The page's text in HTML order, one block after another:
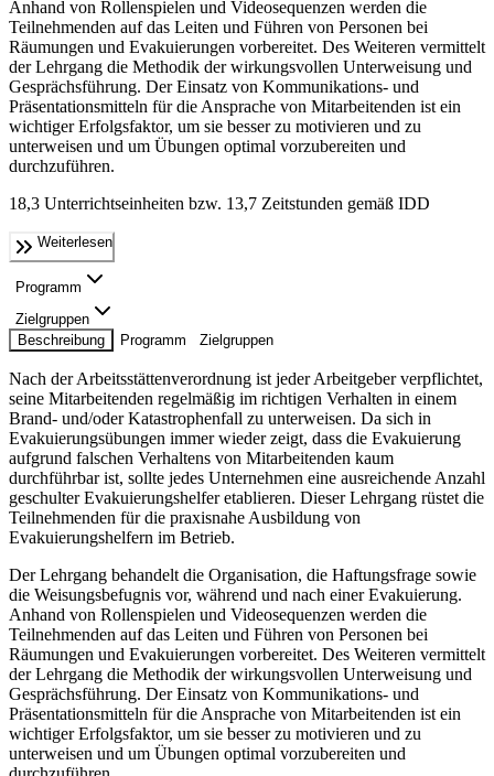
Anhand von Rollenspielen und Videosequenzen werden die
Teilnehmenden auf das Leiten und Führen von Personen bei
Räumungen und Evakuierungen vorbereitet. Des Weiteren vermittelt
der Lehrgang die Methodik der wirkungsvollen Unterweisung und
Gesprächsführung. Der Einsatz von Kommunikations- und
Präsentationsmitteln für die Ansprache von Mitarbeitenden ist ein
wichtiger Erfolgsfaktor, um sie besser zu motivieren und zu
unterweisen und um Übungen optimal vorzubereiten und
durchzuführen.
18,3 Unterrichtseinheiten bzw. 13,7 Zeitstunden gemäß IDD
Weiterlesen
Programm
Zielgruppen
Beschreibung
Programm Zielgruppen
Nach der Arbeitsstättenverordnung ist jeder Arbeitgeber verpflichtet,
seine Mitarbeitenden regelmäßig im richtigen Verhalten in einem
Brand- und/oder Katastrophenfall zu unterweisen. Da sich in
Evakuierungsübungen immer wieder zeigt, dass die Evakuierung
aufgrund falschen Verhaltens von Mitarbeitenden kaum
durchführbar ist, sollte jedes Unternehmen eine ausreichende Anzahl
geschulter Evakuierungshelfer etablieren. Dieser Lehrgang rüstet die
Teilnehmenden für die praxisnahe Ausbildung von
Evakuierungshelfern im Betrieb.
Der Lehrgang behandelt die Organisation, die Haftungsfrage sowie
die Weisungsbefugnis vor, während und nach einer Evakuierung.
Anhand von Rollenspielen und Videosequenzen werden die
Teilnehmenden auf das Leiten und Führen von Personen bei
Räumungen und Evakuierungen vorbereitet. Des Weiteren vermittelt
der Lehrgang die Methodik der wirkungsvollen Unterweisung und
Gesprächsführung. Der Einsatz von Kommunikations- und
Präsentationsmitteln für die Ansprache von Mitarbeitenden ist ein
wichtiger Erfolgsfaktor, um sie besser zu motivieren und zu
unterweisen und um Übungen optimal vorzubereiten und